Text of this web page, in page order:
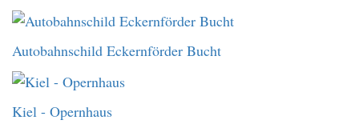
Autobahnschild Eckernförder Bucht
Kiel - Opernhaus